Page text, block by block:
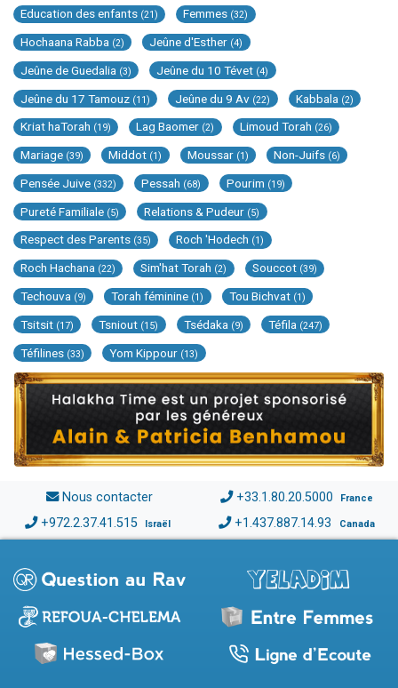
Education des enfants (21) Femmes (32)
Hochaana Rabba (2) Jeûne d'Esther (4)
Jeûne de Guedalia (3) Jeûne du 10 Tévet (4)
Jeûne du 17 Tamouz (11) Jeûne du 9 Av (22) Kabbala (2)
Kriat haTorah (19) Lag Baomer (2) Limoud Torah (26)
Mariage (39) Middot (1) Moussar (1) Non-Juifs (6)
Pensée Juive (332) Pessah (68) Pourim (19)
Pureté Familiale (5) Relations & Pudeur (5)
Respect des Parents (35) Roch 'Hodech (1)
Roch Hachana (22) Sim'hat Torah (2) Souccot (39)
Techouva (9) Torah féminine (1) Tou Bichvat (1)
Tsitsit (17) Tsniout (15) Tsédaka (9) Téfila (247)
Téfilines (33) Yom Kippour (13)
Nous contacter +33.1.80.20.5000 France
+972.2.37.41.515 Israël +1.437.887.14.93 Canada